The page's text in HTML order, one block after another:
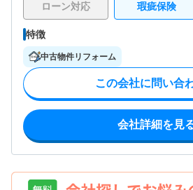
ローン対応 瑕疵保険
特徴
中古物件リフォーム
この会社に問い合
会社詳細を見